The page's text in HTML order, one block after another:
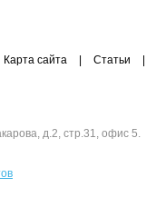
Карта сайта Статьи
д.2, стр.31, офис 5.